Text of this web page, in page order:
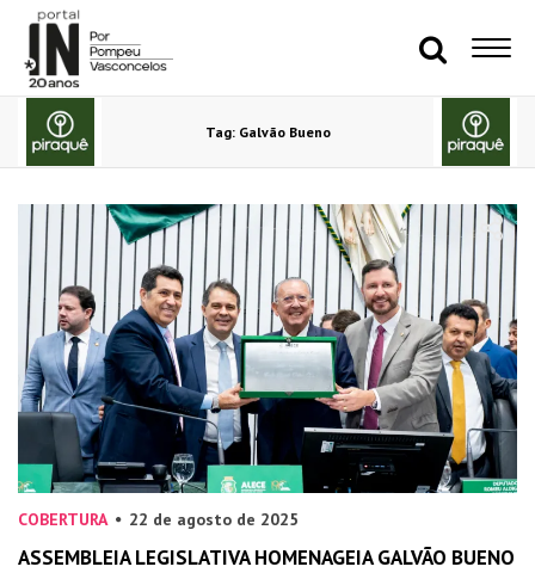
Tag: Galvão Bueno
COBERTURA 22 de agosto de 2025
ASSEMBLEIA LEGISLATIVA HOMENAGEIA GALVÃO BUENO